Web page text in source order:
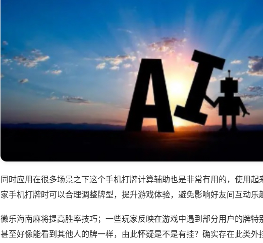
同时应用在很多场景之下这个手机打牌计算辅助也是非常有用的，使用起
家手机打牌时可以合理调整牌型，提升游戏体验，避免影响好友间互动乐
微乐海南麻将提高胜率技巧；一些玩家反映在游戏中遇到部分用户的牌特
甚至好像能看到其他人的牌一样，由此怀疑是不是有挂？确实存在此类外